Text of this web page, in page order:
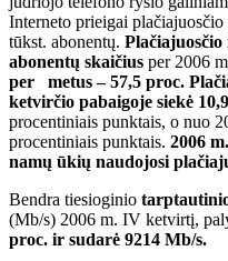
Interneto prieigai
tūkst. abonentų.
abonentų skaičius per 2006
per metus – 57,5 proc.
ketvirčio pabaigoje siekė
procentiniais punktais, o nuo
procentiniais punktais. 2006
namų ūkių naudojosi
Bendra tiesioginio
(Mb/s) 2006 m. IV ketvirtį,
proc. ir sudarė 9214 Mb/s.